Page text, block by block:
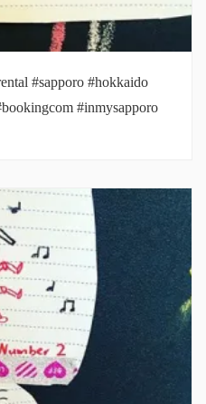
#sapporo #hokkaido
#inmysapporo